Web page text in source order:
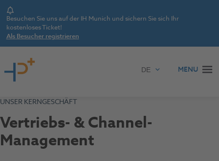
Notice
Besuchen Sie uns auf der IH Munich und sichern Sie sich Ihr
kostenloses Ticket!
Als Besucher registrieren
MENU
UNSER KERNGESCHÄFT
Vertriebs- & Channel-
Management